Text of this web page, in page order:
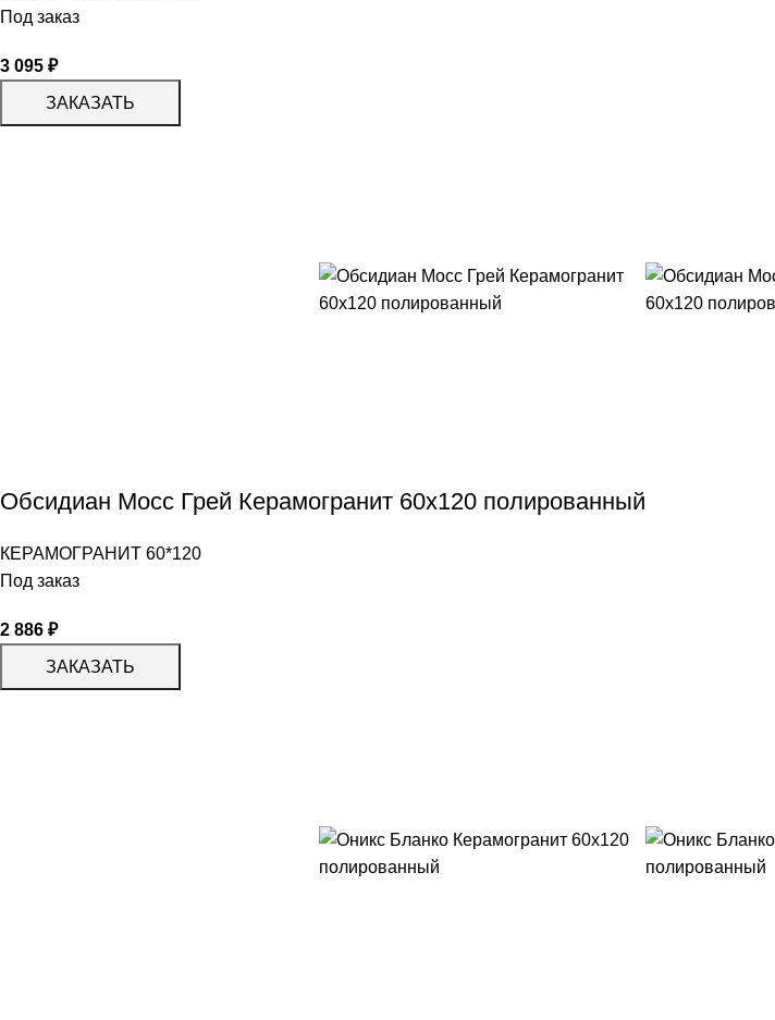
Под заказ
3 095 ₽
ЗАКАЗАТЬ
Обсидиан Мосс Грей Керамогранит 60х120 полированный
КЕРАМОГРАНИТ 60*120
Под заказ
2 886 ₽
ЗАКАЗАТЬ